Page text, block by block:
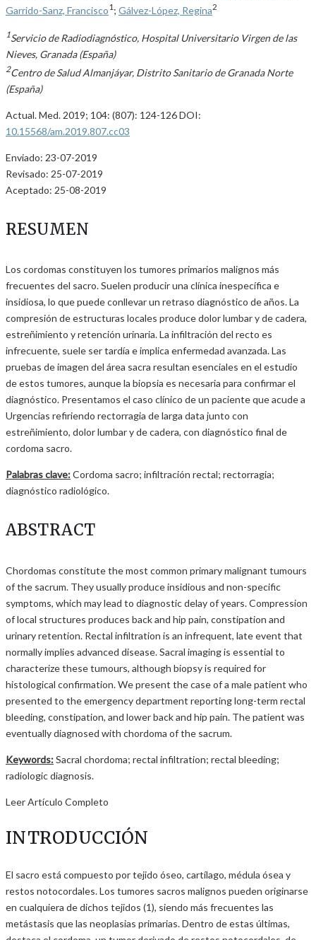
Garrido-Sanz, Francisco1 ; Gálvez-López, Regina2
1Servicio de Radiodiagnóstico, Hospital Universitario Virgen de las
Nieves, Granada (España)
2Centro de Salud Almanjáyar, Distrito Sanitario de Granada Norte
(España)
Actual. Med. 2019; 104: (807): 124-126 DOI:
10.15568/am.2019.807.cc03
Enviado: 23-07-2019
Revisado: 25-07-2019
Aceptado: 25-08-2019
RESUMEN
Los cordomas constituyen los tumores primarios malignos más
frecuentes del sacro. Suelen producir una clínica inespecífica e
insidiosa, lo que puede conllevar un retraso diagnóstico de años. La
compresión de estructuras locales produce dolor lumbar y de cadera,
estreñimiento y retención urinaria. La infiltración del recto es
infrecuente, suele ser tardía e implica enfermedad avanzada. Las
pruebas de imagen del área sacra resultan esenciales en el estudio
de estos tumores, aunque la biopsia es necesaria para confirmar el
diagnóstico. Presentamos el caso clínico de un paciente que acude a
Urgencias refiriendo rectorragia de larga data junto con
estreñimiento, dolor lumbar y de cadera, con diagnóstico final de
cordoma sacro.
Palabras clave:Cordoma sacro; infiltración rectal; rectorragia;
diagnóstico radiológico.
ABSTRACT
Chordomas constitute the most common primary malignant tumours
of the sacrum. They usually produce insidious and non-specific
symptoms, which may lead to diagnostic delay of years. Compression
of local structures produces back and hip pain, constipation and
urinary retention. Rectal infiltration is an infrequent, late event that
normally implies advanced disease. Sacral imaging is essential to
characterize these tumours, although biopsy is required for
histological confirmation. We present the case of a male patient who
presented to the emergency department reporting long-term rectal
bleeding, constipation, and lower back and hip pain. The patient was
eventually diagnosed with chordoma of the sacrum.
Keywords:Sacral chordoma; rectal infiltration; rectal bleeding;
radiologic diagnosis.
Leer Artículo Completo
INTRODUCCIÓN
El sacro está compuesto por tejido óseo, cartílago, médula ósea y
restos notocordales. Los tumores sacros malignos pueden originarse
en cualquiera de dichos tejidos (1), siendo más frecuentes las
metástasis que las neoplasias primarias. Dentro de estas últimas,